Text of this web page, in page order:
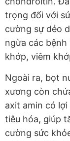
trọng đối với
cường sự dẻo
ngừa các
khớp, viêm
Ngoài ra, bọt
xương còn
axit amin có
tiêu hóa, giúp
cường sức